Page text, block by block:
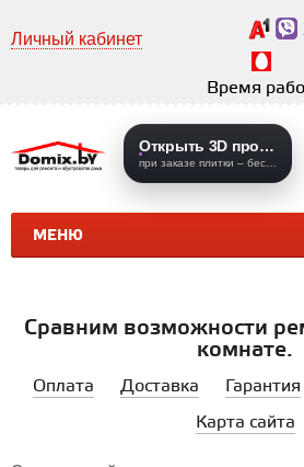
Личный кабинет
Время
МЕНЮ
Открыть 3D проекты
КЕРАМИЧЕСКАЯ ПЛИТКА
Сравним возможности
комнате.
Оплата Доставка Гарантия
Карта сайта